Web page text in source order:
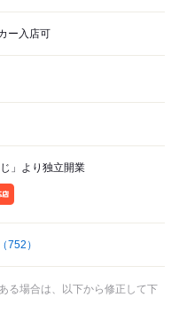
ー入店可
」より独立開業
（752）
る場合は、以下から修正して下